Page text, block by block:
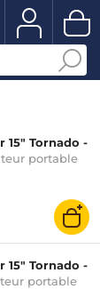
15" Tornado -
portable
15" Tornado -
portable